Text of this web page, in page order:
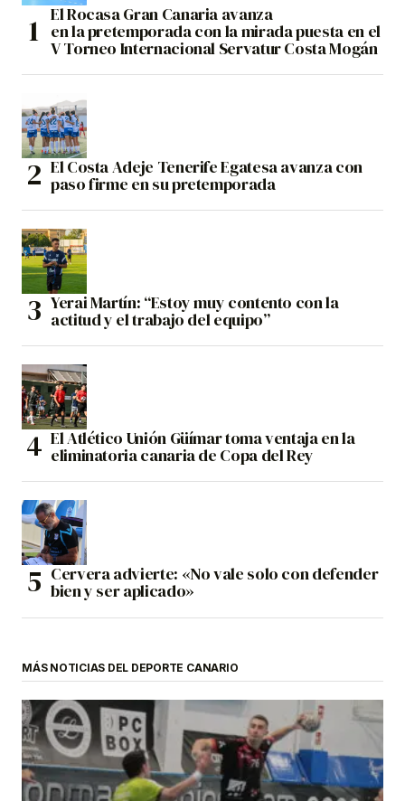
El Rocasa Gran Canaria avanza
en la pretemporada con la mirada puesta en el
V Torneo Internacional Servatur Costa Mogán
El Costa Adeje Tenerife Egatesa avanza con
paso firme en su pretemporada
Yerai Martín: “Estoy muy contento con la
actitud y el trabajo del equipo”
El Atlético Unión Güímar toma ventaja en la
eliminatoria canaria de Copa del Rey
Cervera advierte: «No vale solo con defender
bien y ser aplicado»
MÁS NOTICIAS DEL DEPORTE CANARIO